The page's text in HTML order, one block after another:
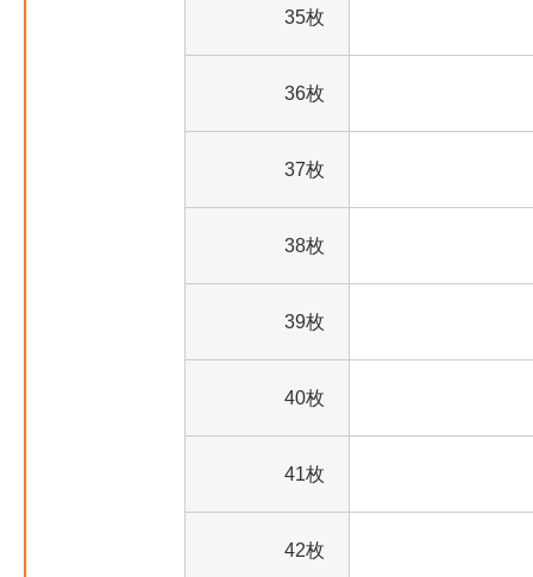
35枚
36枚
37枚
38枚
39枚
40枚
41枚
42枚